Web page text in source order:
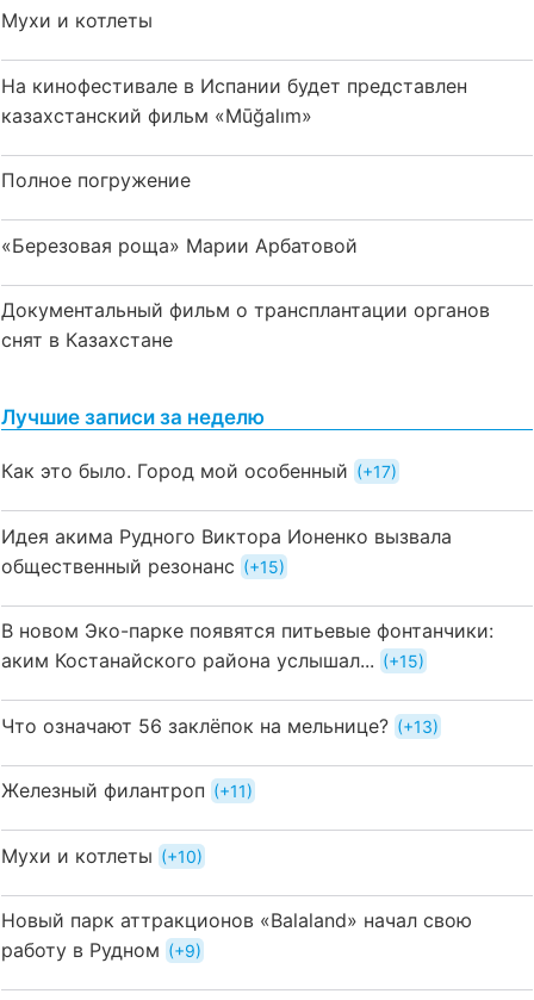
Мухи и котлеты
На кинофестивале в Испании будет представлен
казахстанский фильм «Mūğalım»
Полное погружение
«Березовая роща» Марии Арбатовой
Документальный фильм о трансплантации органов
снят в Казахстане
Лучшие записи за неделю
Как это было. Город мой особенный +17
Идея акима Рудного Виктора Ионенко вызвала
общественный резонанс
+15
В новом Эко-парке появятся питьевые фонтанчики:
аким Костанайского района услышал...
+15
Что означают 56 заклёпок на мельнице? +13
Железный филантроп +11
Мухи и котлеты +10
Новый парк аттракционов «Balaland» начал свою
работу в Рудном
+9